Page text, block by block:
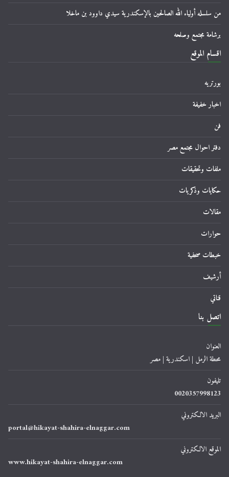
من سلسله أولياء الله الصالحين بالإسكندرية سيدي داوود بن ماخلا
برشامة مجتمع وصلحه
اقسام الموقع
بورتريه
اخبار خفيفة
فن
دفتر احوال مجتمع مصر
ملفات وتحقيقات
حكايات وذكريات
مقالات
حوارات
خبطات صحفية
أرشيف
قناتي
اتصل بنا
العنوان
محطة الرمل | اسكندرية | مصر
تليفون
0020357998123
البريد الالكتروني
portal@hikayat-shahira-elnaggar.com
الموقع الالكتروني
www.hikayat-shahira-elnaggar.com